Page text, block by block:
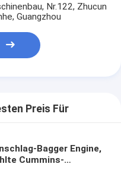
Nr.122, Zhucun
Guangzhou
Preis Für
Bagger Engine,
Cummins-